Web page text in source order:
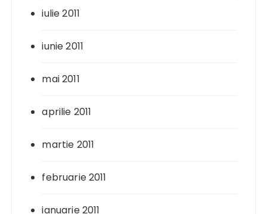
iulie 2011
iunie 2011
mai 2011
aprilie 2011
martie 2011
februarie 2011
ianuarie 2011